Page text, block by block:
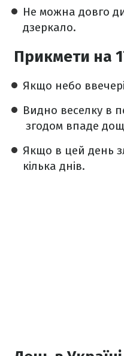
Не можна довго
дзеркало.
Прикмети на
Якщо небо
Видно веселку в
згодом впаде
Якщо в цей день
кілька днів.